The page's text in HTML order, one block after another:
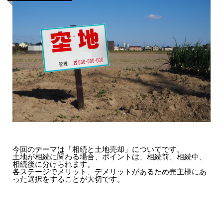
今回のテーマは「相続と土地売却」についてです。
土地が相続に関わる場合、ポイントは、相続前、相続中、
相続後に分けられます。
各ステージでメリット、デメリットがあるため売主様にあ
った選択をすることが大切です。